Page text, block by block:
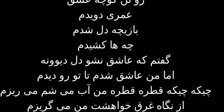
عمری دویدم
بازیچه دل شدم
چه ها کشیدم
گفتم که عاشق نشو دل دیوونه
اما من عاشق شدم تا تو رو دیدم
چیکه چیکه قطره قطره من آب می شم می ریزم
از نگاه غرق خواهشت من می گریزم